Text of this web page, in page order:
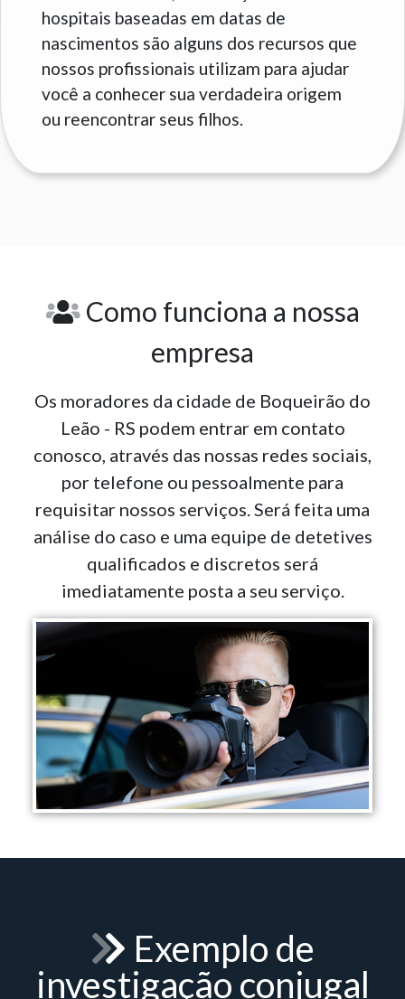
hospitais baseadas em datas de
nascimentos são alguns dos recursos que
nossos profissionais utilizam para ajudar
você a conhecer sua verdadeira origem
ou reencontrar seus filhos.
Como funciona a nossa
empresa
Os moradores da cidade de Boqueirão do
Leão - RS podem entrar em contato
conosco, através das nossas redes sociais,
por telefone ou pessoalmente para
requisitar nossos serviços. Será feita uma
análise do caso e uma equipe de detetives
qualificados e discretos será
imediatamente posta a seu serviço.
Exemplo de
investigação conjugal